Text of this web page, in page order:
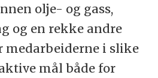
olje- og gass,
og en rekke andre
medarbeiderne i slike
mål både for